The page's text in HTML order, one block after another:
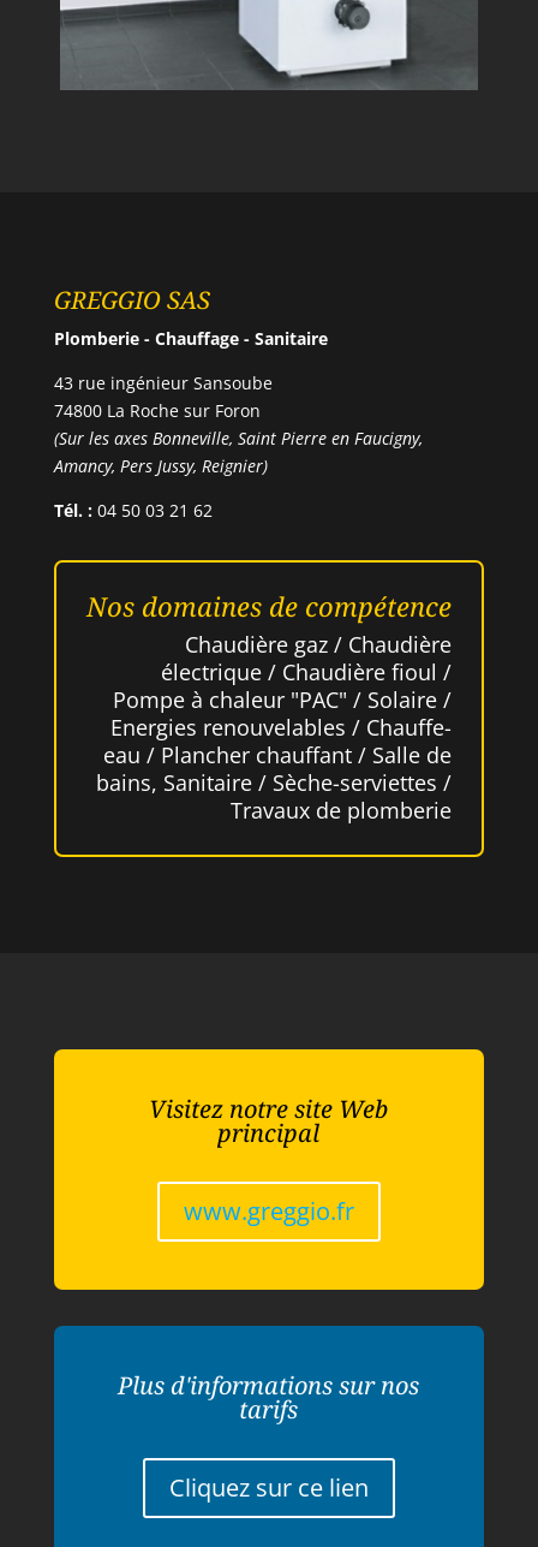
GREGGIO SAS
Plomberie - Chauffage - Sanitaire
43 rue ingénieur Sansoube
74800 La Roche sur Foron
(Sur les axes Bonneville, Saint Pierre en Faucigny,
Amancy, Pers Jussy, Reignier)
Tél. :04 50 03 21 62
Nos domaines de compétence
Chaudière gaz / Chaudière
électrique / Chaudière fioul /
Pompe à chaleur "PAC" / Solaire /
Energies renouvelables / Chauffe-
eau / Plancher chauffant / Salle de
bains, Sanitaire / Sèche-serviettes /
Travaux de plomberie
Visitez notre site Web
principal
www.greggio.fr
Plus d'informations sur nos
tarifs
Cliquez sur ce lien